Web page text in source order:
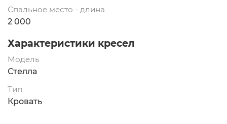
Спальное место - длина
2 000
Характеристики кресел
Модель
Стелла
Тип
Кровать